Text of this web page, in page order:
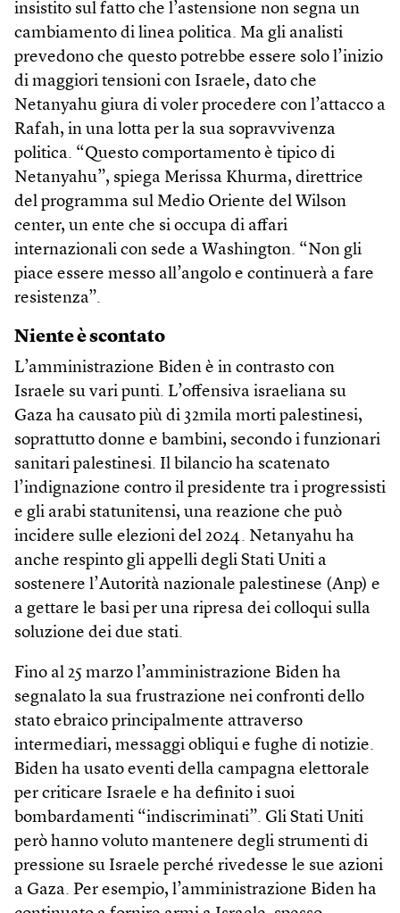
insistito sul fatto che l’astensione non segna un
cambiamento di linea politica. Ma gli analisti
prevedono che questo potrebbe essere solo l’inizio
di maggiori tensioni con Israele, dato che
Netanyahu giura di voler procedere con l’attacco a
Rafah, in una lotta per la sua sopravvivenza
politica. “Questo comportamento è tipico di
Netanyahu”, spiega Merissa Khurma, direttrice
del programma sul Medio Oriente del Wilson
center, un ente che si occupa di affari
internazionali con sede a Washington. “Non gli
piace essere messo all’angolo e continuerà a fare
resistenza”.
Niente è scontato
L’amministrazione Biden è in contrasto con
Israele su vari punti. L’offensiva israeliana su
Gaza ha causato più di 32mila morti palestinesi,
soprattutto donne e bambini, secondo i funzionari
sanitari palestinesi. Il bilancio ha scatenato
l’indignazione contro il presidente tra i progressisti
e gli arabi statunitensi, una reazione che può
incidere sulle elezioni del 2024. Netanyahu ha
anche respinto gli appelli degli Stati Uniti a
sostenere l’Autorità nazionale palestinese (Anp) e
a gettare le basi per una ripresa dei colloqui sulla
soluzione dei due stati.
Fino al 25 marzo l’amministrazione Biden ha
segnalato la sua frustrazione nei confronti dello
stato ebraico principalmente attraverso
intermediari, messaggi obliqui e fughe di notizie.
Biden ha usato eventi della campagna elettorale
per criticare Israele e ha definito i suoi
bombardamenti “indiscriminati”. Gli Stati Uniti
però hanno voluto mantenere degli strumenti di
pressione su Israele perché rivedesse le sue azioni
a Gaza. Per esempio, l’amministrazione Biden ha